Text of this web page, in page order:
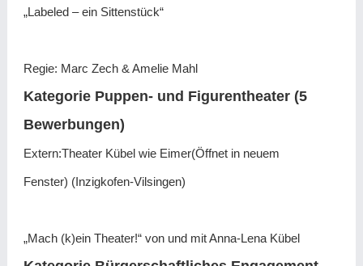
„Labeled – ein Sittenstück“
Regie: Marc Zech & Amelie Mahl
Kategorie Puppen- und Figurentheater (5
Bewerbungen)
Extern:Theater Kübel wie Eimer(Öffnet in neuem
Fenster) (Inzigkofen-Vilsingen)
„Mach (k)ein Theater!“ von und mit Anna-Lena Kübel